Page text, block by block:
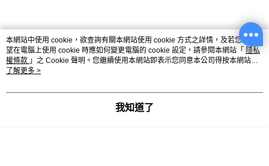
本網站中使用 cookie，欲查詢有關本網站使用 cookie 方式之詳情，及若您不希
望在電腦上使用 cookie 時應如何變更電腦的 cookie 設定，請參閱本網站「 隱私
權條款 」之 Cookie 聲明。您繼續使用本網站即表示您同意本公司得按本網站使
用條款之 Cookie 聲明使用 cookie。
了解更多 >
我知道了